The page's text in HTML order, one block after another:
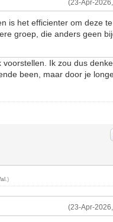
(23-Apr-
is het efficienter om deze te
groep, die anders geen
Ik zou dus
been, maar door je
.)
(23-Apr-